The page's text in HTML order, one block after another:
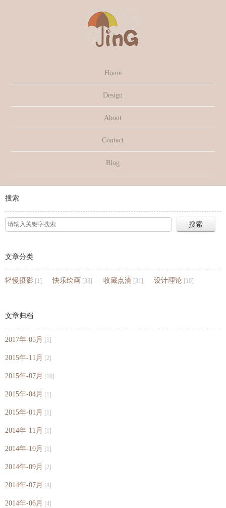
Home
Design
About
Contact
Blog
搜索
文章分类
轻慢摄影 [1] 快乐绘画 [33] 收藏点滴 [31] 设计理论 [10]
文章归档
2017年-05月 [1]
2015年-11月 [2]
2015年-07月 [10]
2015年-04月 [1]
2015年-01月 [1]
2014年-11月 [1]
2014年-10月 [1]
2014年-09月 [2]
2014年-07月 [8]
2014年-06月 [4]